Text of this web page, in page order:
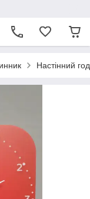
Настінний